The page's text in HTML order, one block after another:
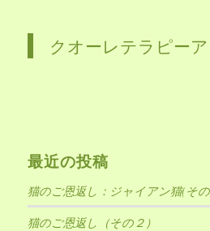
クオーレテラピー
最近の投稿
猫のご恩返し：ジャイアン猫(そ
猫のご恩返し（その２）